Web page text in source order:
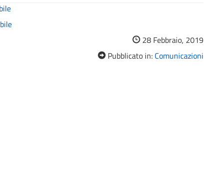
28 Febbraio, 2019
Pubblicato in: Comunicazioni